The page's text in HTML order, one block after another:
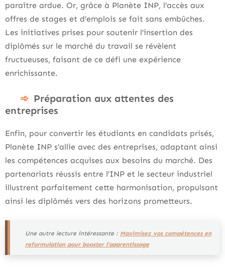
paraître ardue. Or, grâce à Planète INP, l’accès aux
offres de stages et d’emplois se fait sans embûches.
Les initiatives prises pour soutenir l’insertion des
diplômés sur le marché du travail se révèlent
fructueuses, faisant de ce défi une expérience
enrichissante.
Préparation aux attentes des
entreprises
Enfin, pour convertir les étudiants en candidats prisés,
Planète INP s’allie avec des entreprises, adaptant ainsi
les compétences acquises aux besoins du marché. Des
partenariats réussis entre l’INP et le secteur industriel
illustrent parfaitement cette harmonisation, propulsant
ainsi les diplômés vers des horizons prometteurs.
Une autre lecture intéressante : Maximisez vos compétences en
reformulation pour booster l’apprentissage